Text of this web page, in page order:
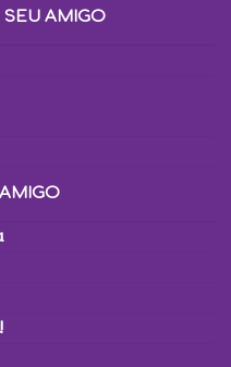
AMIGO